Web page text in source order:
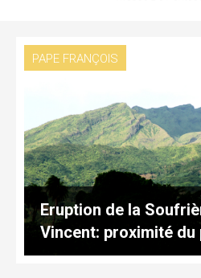
PAPE FRANÇOIS
Eruption de la
Vincent: proximité du